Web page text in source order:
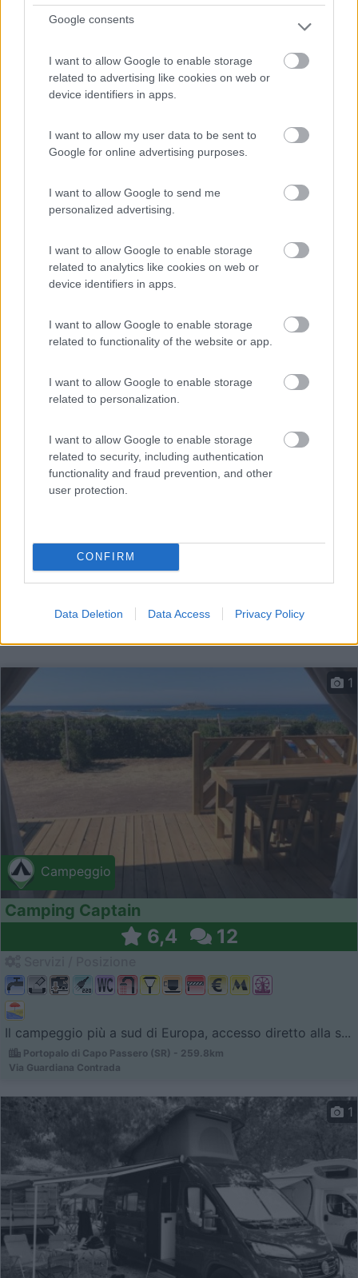
Google consents
I want to allow Google to enable storage
related to advertising like cookies on web or
device identifiers in apps.
I want to allow my user data to be sent to
Google for online advertising purposes.
I want to allow Google to send me
personalized advertising.
I want to allow Google to enable storage
related to analytics like cookies on web or
device identifiers in apps.
I want to allow Google to enable storage
related to functionality of the website or app.
I want to allow Google to enable storage
related to personalization.
I want to allow Google to enable storage
related to security, including authentication
functionality and fraud prevention, and other
user protection.
CONFIRM
Data Deletion Data Access Privacy Policy
Campeggio
4,9 22
Servizi / Posizione
A circa 1 km dal centro e a 500 metri dal mare,
campeggio...
Fondo Forte - Contrada Spinazza
Campeggio
1
Camping Captain
6,4 12
Il campeggio più a sud di Europa, accesso diretto alla s...
Portopalo di Capo Passero (SR) - 259.8km
Via Guardiana Contrada
1